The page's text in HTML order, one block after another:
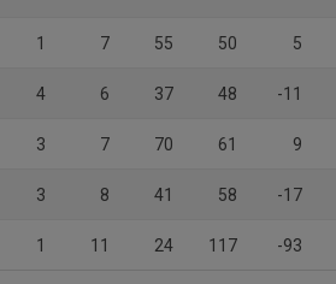
1 7 55 50 5
4 6 37 48 -11
3 7 70 61 9
3 8 41 58 -17
1 11 24 117 -93